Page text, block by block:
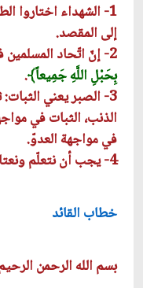
1- الشهداء اختاروا
إلى المقصد.
2- إنّ اتّحاد المسلمين فريضة قرآنيّة حتميّة:
بِحَبْلِ اللَّهِ جَمِيعاً﴾.
3- الصبر يعني
الذنب، الثبات في
في مواجهة العدوّ.
4- يجب أن نتعلّم ونعتاد على معاملة الناس بإنصاف وعدل.
خطاب القائد
بسم الله الرحمن